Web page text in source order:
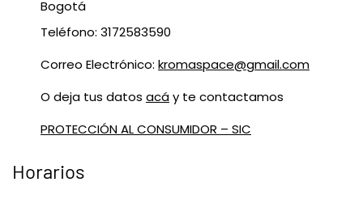
Bogotá
Teléfono: 3172583590
Correo Electrónico: kromaspace@gmail.com
O deja tus datos acáy te contactamos
PROTECCIÓN AL CONSUMIDOR – SIC
Horarios